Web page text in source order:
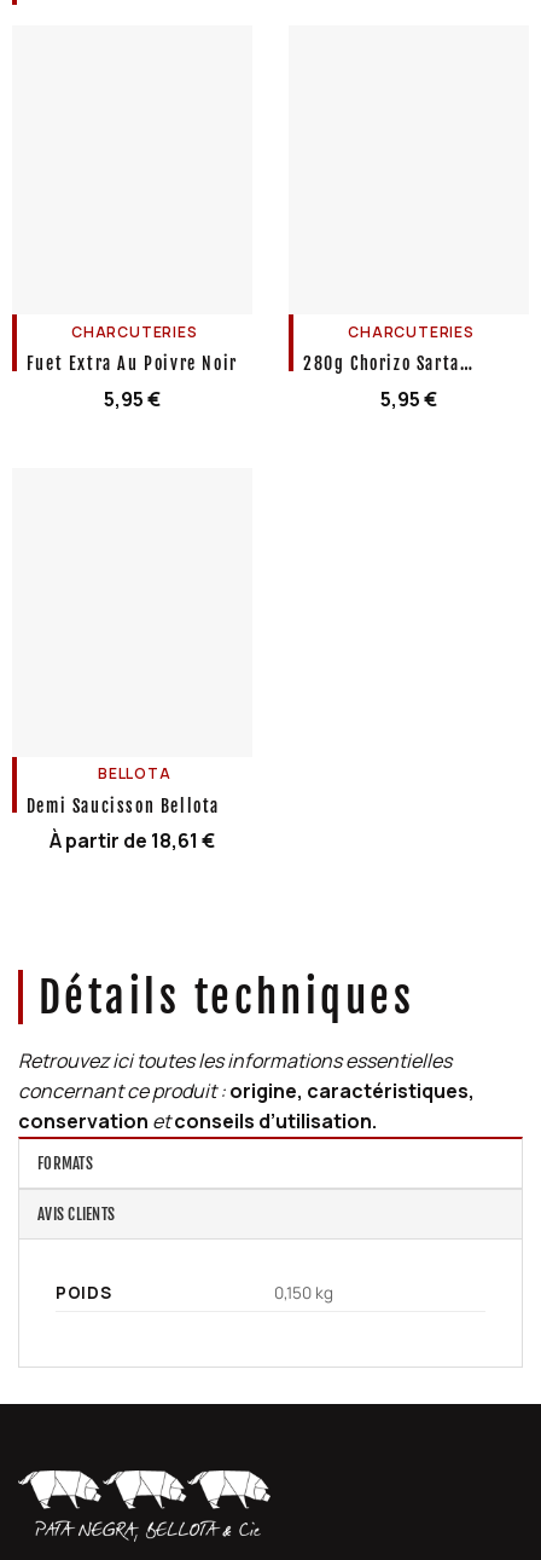
CHARCUTERIES
Fuet Extra Au Poivre Noir
5,95€
CHARCUTERIES
280g Chorizo Sarta
5,95€
BELLOTA
Demi Saucisson Bellota
À partir de 18,61 €
Détails techniques
Retrouvez ici toutes les informations essentielles
concernant ce produit :origine, caractéristiques,
conservation etconseils d’utilisation.
FORMATS
AVIS CLIENTS
POIDS 0,150 kg